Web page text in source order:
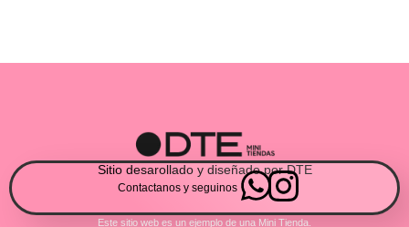
Este sitio web es un ejemplo de una Mini Tienda.
Sitio desarollado y diseñado por DTE
Contactanos y seguinos